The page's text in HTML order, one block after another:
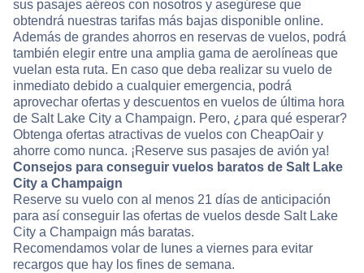
sus pasajes aéreos con nosotros y asegúrese que
obtendrá nuestras tarifas más bajas disponible online.
Además de grandes ahorros en reservas de vuelos, podrá
también elegir entre una amplia gama de aerolíneas que
vuelan esta ruta. En caso que deba realizar su vuelo de
inmediato debido a cualquier emergencia, podrá
aprovechar ofertas y descuentos en vuelos de última hora
de Salt Lake City a Champaign. Pero, ¿para qué esperar?
Obtenga ofertas atractivas de vuelos con CheapOair y
ahorre como nunca. ¡Reserve sus pasajes de avión ya!
Consejos para conseguir vuelos baratos de Salt Lake
City a Champaign
Reserve su vuelo con al menos 21 días de anticipación
para así conseguir las ofertas de vuelos desde Salt Lake
City a Champaign más baratas.
Recomendamos volar de lunes a viernes para evitar
recargos que hay los fines de semana.